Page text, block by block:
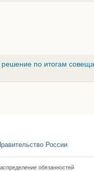
решение по итогам
России
обязанностей